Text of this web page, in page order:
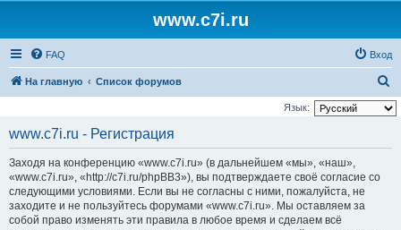
www.c7i.ru
FAQ Вход
На главную Список форумов
о
Язык:
www.c7i.ru - Регистрация
Заходя на конференцию «www.c7i.ru» (в дальнейшем «мы», «наш»,
«www.c7i.ru», «http://c7i.ru/phpBB3»), вы подтверждаете своё согласие со
следующими условиями. Если вы не согласны с ними, пожалуйста, не
заходите и не пользуйтесь форумами «www.c7i.ru». Мы оставляем за
собой право изменять эти правила в любое время и сделаем всё